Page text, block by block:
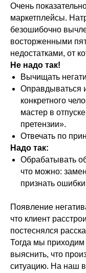
Очень
маркетплейсы.
безошибочно
восторженными
недостатками, от
Не надо так!
Вычищать
Оправдываться
конкретного
мастер в
претензии».
Отвечать по
Надо так:
Обрабатывать
что можно:
признать
Появление
что клиент
постеснялся
Тогда мы
выяснить, что
ситуацию. На наш